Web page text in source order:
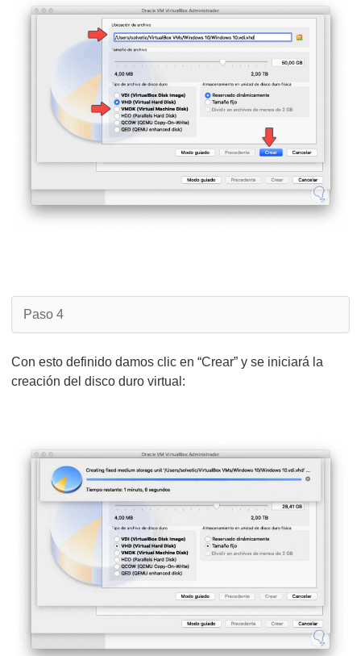
Paso 4
Con esto definido damos clic en “Crear” y se iniciará la
creación del disco duro virtual: